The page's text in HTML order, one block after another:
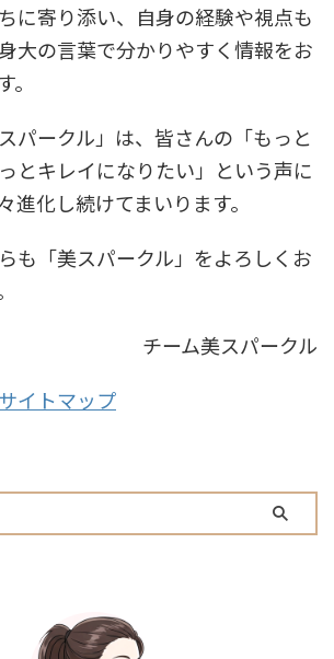
に寄り添い、自身の経験や視点も
大の言葉で分かりやすく情報をお
パークル」は、皆さんの「もっと
とキレイになりたい」という声に
進化し続けてまいります。
も「美スパークル」をよろしくお
チーム美スパークル
サイトマップ